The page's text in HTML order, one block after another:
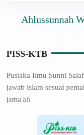
Ahlussunnah Wal
PISS-KTB
Pustaka Ilmu Sunni
jawab islam sesuai
jama'ah